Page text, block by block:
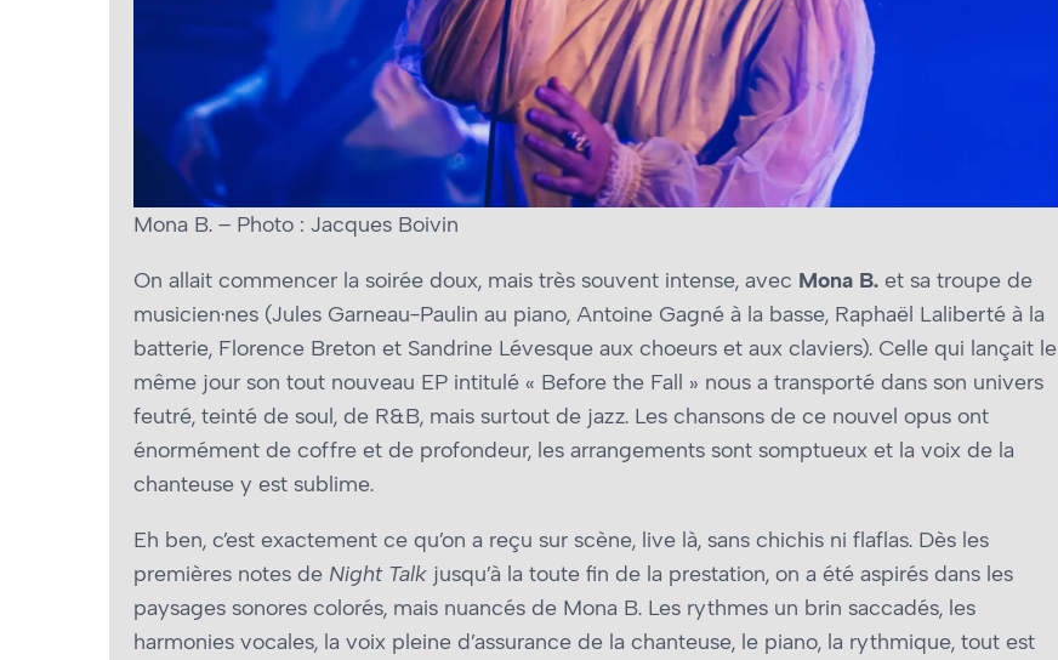
Mona B. – Photo : Jacques Boivin
On allait commencer la soirée doux, mais très souvent intense, avec Mona B. et sa troupe de
musicien·nes (Jules Garneau-Paulin au piano, Antoine Gagné à la basse, Raphaël Laliberté à la
batterie, Florence Breton et Sandrine Lévesque aux choeurs et aux claviers). Celle qui lançait le
même jour son tout nouveau EP intitulé « Before the Fall » nous a transporté dans son univers
feutré, teinté de soul, de R&B, mais surtout de jazz. Les chansons de ce nouvel opus ont
énormément de coffre et de profondeur, les arrangements sont somptueux et la voix de la
chanteuse y est sublime.
Eh ben, c’est exactement ce qu’on a reçu sur scène, live là, sans chichis ni flaflas. Dès les
premières notes de Night Talk jusqu’à la toute fin de la prestation, on a été aspirés dans les
paysages sonores colorés, mais nuancés de Mona B. Les rythmes un brin saccadés, les
harmonies vocales, la voix pleine d’assurance de la chanteuse, le piano, la rythmique, tout est